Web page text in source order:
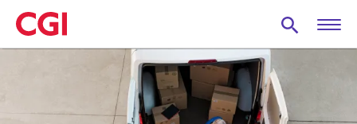
Skip
to
main